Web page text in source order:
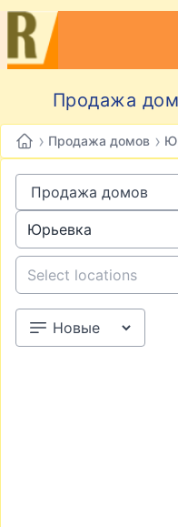
Продажа
› Продажа домов ›